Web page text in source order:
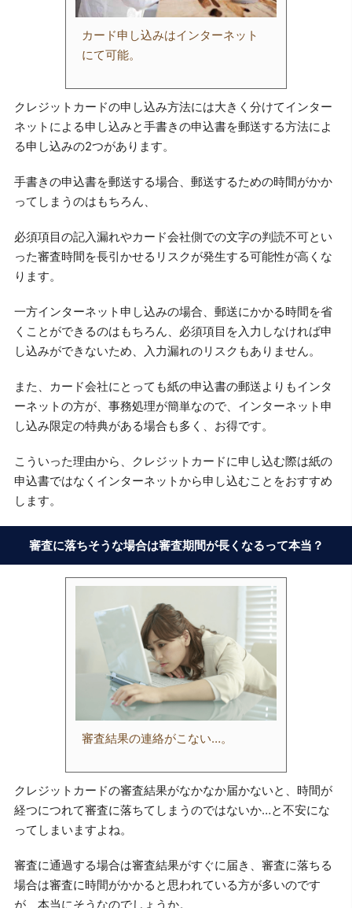
カード申し込みはインターネット
にて可能。
クレジットカードの申し込み方法には大きく分けてインター
ネットによる申し込みと手書きの申込書を郵送する方法によ
る申し込みの2つがあります。
手書きの申込書を郵送する場合、郵送するための時間がかか
ってしまうのはもちろん、
必須項目の記入漏れやカード会社側での文字の判読不可とい
った審査時間を長引かせるリスクが発生する可能性が高くな
ります。
一方インターネット申し込みの場合、郵送にかかる時間を省
くことができるのはもちろん、必須項目を入力しなければ申
し込みができないため、入力漏れのリスクもありません。
また、カード会社にとっても紙の申込書の郵送よりもインタ
ーネットの方が、事務処理が簡単なので、インターネット申
し込み限定の特典がある場合も多く、お得です。
こういった理由から、クレジットカードに申し込む際は紙の
申込書ではなくインターネットから申し込むことをおすすめ
します。
審査に落ちそうな場合は審査期間が長くなるって本当？
審査結果の連絡がこない…。
クレジットカードの審査結果がなかなか届かないと、時間が
経つにつれて審査に落ちてしまうのではないか…と不安にな
ってしまいますよね。
審査に通過する場合は審査結果がすぐに届き、審査に落ちる
場合は審査に時間がかかると思われている方が多いのです
が、本当にそうなのでしょうか。